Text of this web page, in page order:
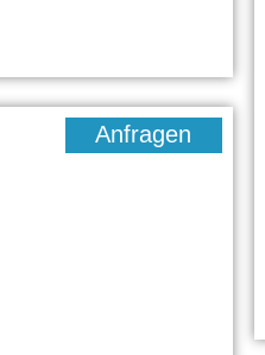
Anfragen